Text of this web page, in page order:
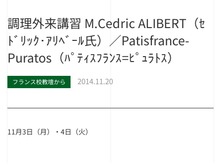
調理外来講習 M.Cedric ALIBERT（ｾ
ﾄﾞﾘｯｸ･ｱﾘﾍﾞｰﾙ氏）／Patisfrance-
Puratos（ﾊﾟﾃｨｽﾌﾗﾝｽ=ﾋﾟｭﾗﾄｽ）
フランス校教壇から 2014.11.20
11月3日（月）・4日（火）